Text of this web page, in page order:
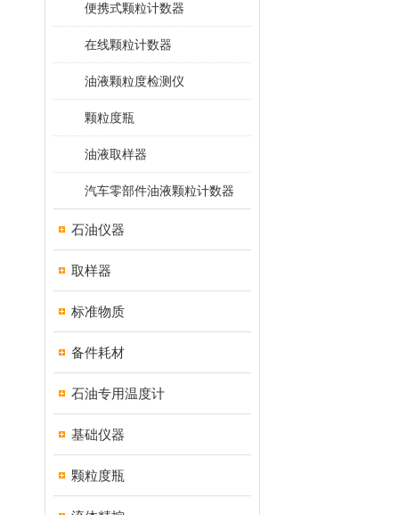
便携式颗粒计数器
在线颗粒计数器
油液颗粒度检测仪
颗粒度瓶
油液取样器
汽车零部件油液颗粒计数器
石油仪器
取样器
标准物质
备件耗材
石油专用温度计
基础仪器
颗粒度瓶